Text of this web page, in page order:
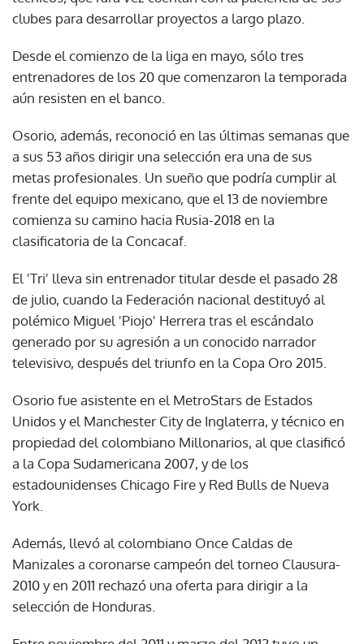
clubes para desarrollar proyectos a largo plazo.
Desde el comienzo de la liga en mayo, sólo tres
entrenadores de los 20 que comenzaron la temporada
aún resisten en el banco.
Osorio, además, reconoció en las últimas semanas que
a sus 53 años dirigir una selección era una de sus
metas profesionales. Un sueño que podría cumplir al
frente del equipo mexicano, que el 13 de noviembre
comienza su camino hacia Rusia-2018 en la
clasificatoria de la Concacaf.
El 'Tri' lleva sin entrenador titular desde el pasado 28
de julio, cuando la Federación nacional destituyó al
polémico Miguel 'Piojo' Herrera tras el escándalo
generado por su agresión a un conocido narrador
televisivo, después del triunfo en la Copa Oro 2015.
Osorio fue asistente en el MetroStars de Estados
Unidos y el Manchester City de Inglaterra, y técnico en
propiedad del colombiano Millonarios, al que clasificó
a la Copa Sudamericana 2007, y de los
estadounidenses Chicago Fire y Red Bulls de Nueva
York.
Además, llevó al colombiano Once Caldas de
Manizales a coronarse campeón del torneo Clausura-
2010 y en 2011 rechazó una oferta para dirigir a la
selección de Honduras.